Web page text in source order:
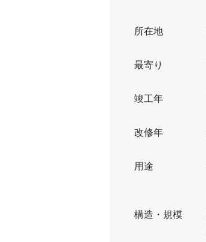
所在地
最寄り
竣工年
改修年
用途
構造・規模